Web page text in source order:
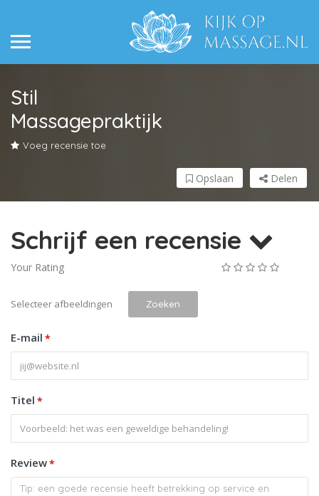
Stil
Massagepraktijk
Voeg recensie toe
Delen
Opslaan
Schrijf een recensie
Your Rating
Selecteer afbeeldingen Zoeken
E-mail *
Titel *
Review*